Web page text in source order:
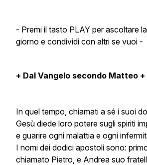
- Premi il tasto PLAY per ascoltare
giorno e condividi con altri se vuoi -
+ Dal Vangelo secondo Matteo +
In quel tempo, chiamati a sé i suoi
Gesù diede loro potere sugli spiriti
e guarire ogni malattia e ogni
I nomi dei dodici apostoli sono:
chiamato Pietro, e Andrea suo